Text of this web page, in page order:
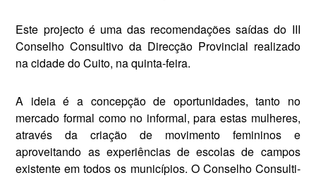
Este projecto é uma das reco­mendações saídas do III
Conselho Consultivo da Direcção Provincial realizado
na cidade do Cuito, na quinta-feira.
A ideia é a concepção de opor­tunidades, tanto no
mercado for­mal como no informal, para estas mulheres,
através da criação de movimento femininos e
aproveitando as experiências de escolas de campos
existente em todos os municípios. O Conselho Consulti­